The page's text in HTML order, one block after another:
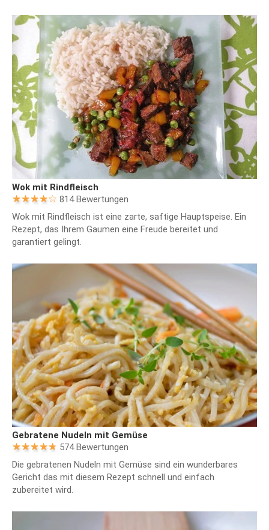
Wok mit Rindfleisch
814 Bewertungen
Wok mit Rindfleisch ist eine zarte, saftige Hauptspeise. Ein
Rezept, das Ihrem Gaumen eine Freude bereitet und
garantiert gelingt.
Gebratene Nudeln mit Gemüse
574 Bewertungen
Die gebratenen Nudeln mit Gemüse sind ein wunderbares
Gericht das mit diesem Rezept schnell und einfach
zubereitet wird.